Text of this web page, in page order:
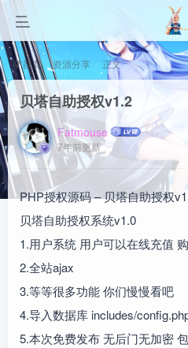
首页 资源分享 正文
贝塔自助授权v1.2
Fatmouse
7年前更新
PHP授权源码 – 贝塔自助授权
贝塔自助授权系统v1.0
1.用户系统 用户可以在线充值
2.全站ajax
3.等等很多功能 你们慢慢看吧
4.导入数据库 includes/
5.本次免费发布 无后门无加密